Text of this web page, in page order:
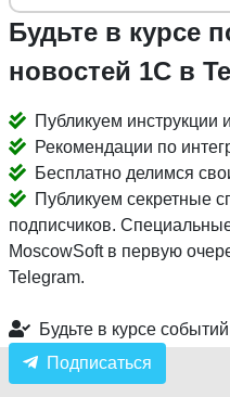
Будьте в курсе
новостей 1С в
Публикуем инструкции
Рекомендации по
Бесплатно делимся
Публикуем секретные
подписчиков.
MoscowSoft в первую
Telegram.
Будьте в курсе
Подписаться